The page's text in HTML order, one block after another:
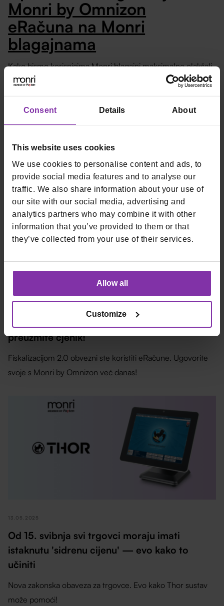
Consent Details About
This website uses cookies
We use cookies to personalise content and ads, to
provide social media features and to analyse our
traffic. We also share information about your use of
our site with our social media, advertising and
analytics partners who may combine it with other
information that you’ve provided to them or that
they’ve collected from your use of their services.
Allow all
Customize
Monri by Omnizon
eRačuna na Monri
blagajnama
Kako bismo korisnicima Monri blagajni maksimalno olakšali
proces aktiviranja eRačuna, pripremili smo
detaljne
koje će vas korak po korak provesti kroz
cijeli postupak. Na ovaj način želimo osigurati da prelazak
na novi model fiskalizacije bude što jednostavniji, brži i bez
01.12.2025
preuzmite cjenik!
Fiskalizacijom 2.0 obvezni ste koristiti eRačune. Ugovorite
svoje s Monri by Omnizon već danas!
13.05.2025
Od 15. svibnja svi trgovci moraju imati
istaknutu 'sidrenu cijenu' — evo kako to
učiniti
Nova zakonska obaveza za trgovce. Evo kako Thor sustav
može pomoći!